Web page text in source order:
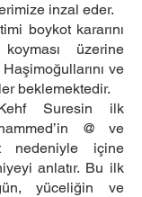
inzal eder.
boykot kararını
üzerine
ve
beklemektedir.
Suresin ilk
@ ve
nedeniyle içine
anlatır. Bu ilk
yüceliğin ve